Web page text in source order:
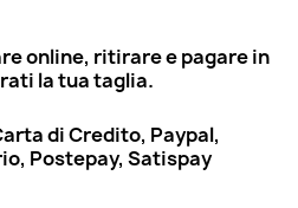
online, ritirare e pagare in
la tua taglia.
di Credito, Paypal,
Postepay, Satispay